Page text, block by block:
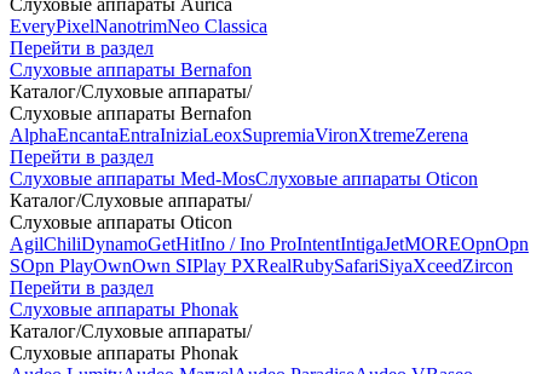
Слуховые аппараты Aurica
EveryPixelNanotrimNeo Classica
Перейти в раздел
Слуховые аппараты Bernafon
Каталог/Слуховые аппараты/
Слуховые аппараты Bernafon
AlphaEncantaEntraIniziaLeoxSupremiaVironXtremeZerena
Перейти в раздел
Слуховые аппараты Med-MosСлуховые аппараты Oticon
Каталог/Слуховые аппараты/
Слуховые аппараты Oticon
AgilChiliDynamoGetHitIno / Ino ProIntentIntigaJetMOREOpnOpn
SOpn PlayOwnOwn SIPlay PXRealRubySafariSiyaXceedZircon
Перейти в раздел
Слуховые аппараты Phonak
Каталог/Слуховые аппараты/
Слуховые аппараты Phonak